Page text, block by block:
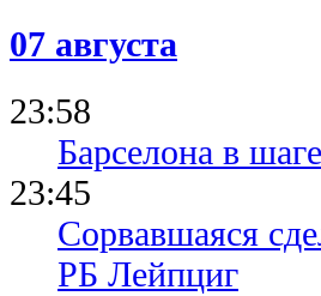
07 августа
23:58
Барселона в
23:45
Сорвавшаяся
РБ Лейпциг